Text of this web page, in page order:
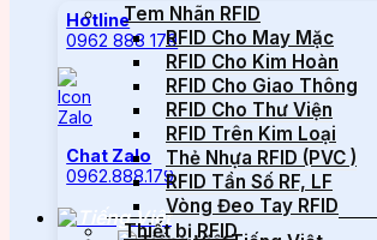
Hotline
0962 888 179
Chat Zalo
0962.888.179
Tem Nhãn RFID
RFID Cho May Mặc
RFID Cho Kim Hoàn
RFID Cho Giao Thông
RFID Cho Thư Viện
RFID Trên Kim Loại
Thẻ Nhựa RFID (PVC )
RFID Tần Số RF, LF
Vòng Đeo Tay RFID
Thiết bị RFID